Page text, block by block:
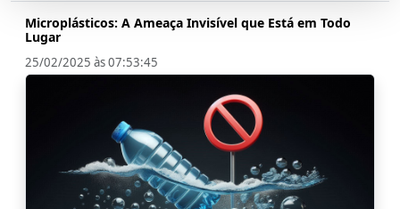
Microplásticos: A Ameaça Invisível que Está em Todo
Lugar
25/02/2025 às 07:53:45